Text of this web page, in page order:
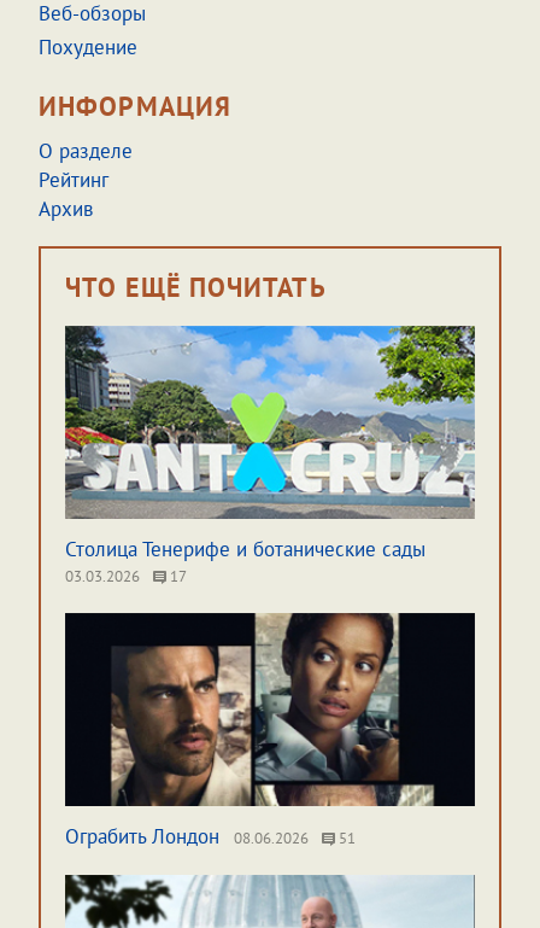
Веб-обзоры
Похудение
ИНФОРМАЦИЯ
О разделе
Рейтинг
Архив
ЧТО ЕЩЁ ПОЧИТАТЬ
Столица Тенерифе и ботанические сады
03.03.2026 17
Ограбить Лондон 08.06.2026 51